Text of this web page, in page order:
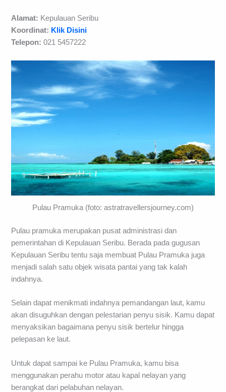
Alamat: Kepulauan Seribu
Koordinat: Klik Disini
Telepon:021 5457222
Pulau Pramuka (foto: astratravellersjourney.com)
Pulau pramuka merupakan pusat administrasi dan
pemerintahan di Kepulauan Seribu. Berada pada gugusan
Kepulauan Seribu tentu saja membuat Pulau Pramuka juga
menjadi salah satu objek wisata pantai yang tak kalah
indahnya.
Selain dapat menikmati indahnya pemandangan laut, kamu
akan disuguhkan dengan pelestarian penyu sisik. Kamu dapat
menyaksikan bagaimana penyu sisik bertelur hingga
pelepasan ke laut.
Untuk dapat sampai ke Pulau Pramuka, kamu bisa
menggunakan perahu motor atau kapal nelayan yang
berangkat dari pelabuhan nelayan.